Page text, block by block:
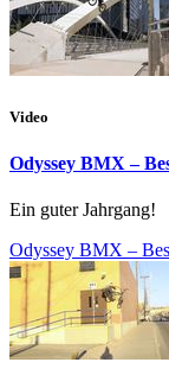
Video
Odyssey BMX –
Ein guter Jahrgang!
Odyssey BMX –